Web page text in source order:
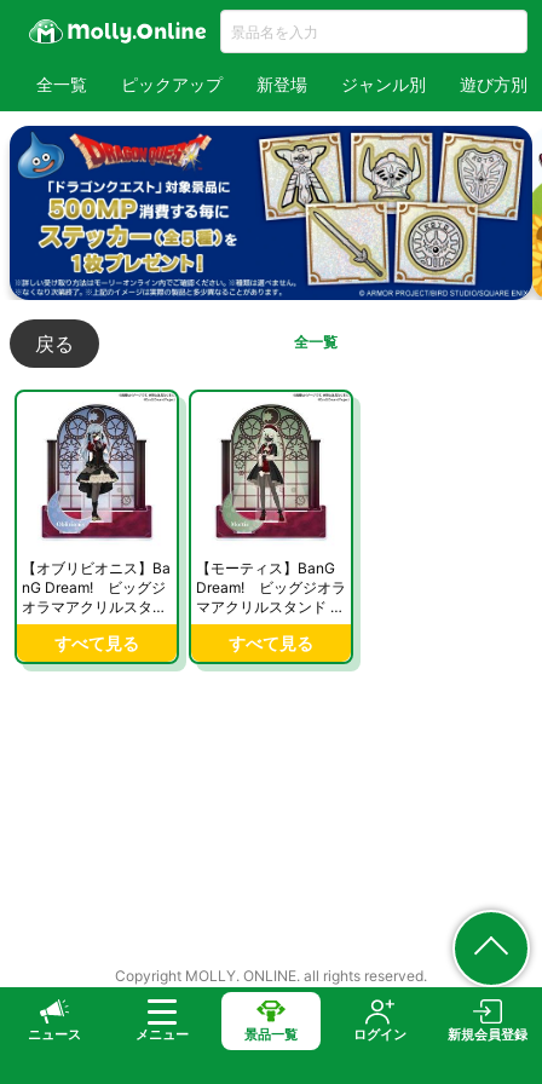
ニュース メニュー 景品一覧 ログイン 新規会員登録
全一覧 ピックアップ 新登場 ジャンル別 遊び方別
戻る 全一覧
【オブリビオニス】Ba
nG Dream! ビッグジ
オラマアクリルスタン
ド Ave Mujica 「Verita
s」ver.【当社限定】
すべて見る
【モーティス】BanG
Dream! ビッグジオラ
マアクリルスタンド A
ve Mujica 「Veritas」
ver.【当社限定】
すべて見る
Copyright MOLLY. ONLINE. all rights reserved.